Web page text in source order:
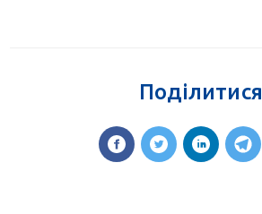
Поділитися